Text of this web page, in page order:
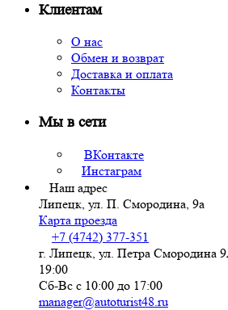
Клиентам
О нас
Обмен и возврат
Доставка и оплата
Контакты
Мы в сети
ВКонтакте
Инстаграм
Наш адрес
Липецк, ул. П. Смородина, 9а
Карта проезда
+7 (4742) 377-351
г. Липецк, ул. Петра Смородина
19:00
Сб-Вс с 10:00 до 17:00
manager@autoturist48.ru